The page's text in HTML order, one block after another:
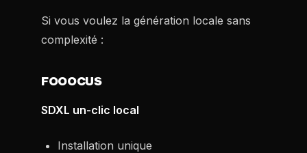
Si vous voulez la génération locale sans
complexité :
FOOOCUS
SDXL un-clic local
Installation unique